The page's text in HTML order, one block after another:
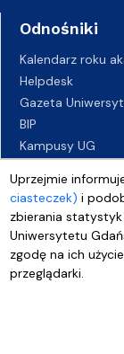
Uprzejmie
ciasteczek) i
zbierania statystyk
Uniwersytetu
zgodę na ich
przeglądarki.
Odnośniki
Kalendarz roku
Helpdesk
Gazeta
BIP
Kampusy UG
Oferty pracy
Deklaracja